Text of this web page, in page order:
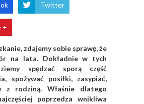
Twitter
+
zdajemy sobie sprawę, że
na lata. Dokładnie w tych
spędzać sporą część
spożywać posiłki, zasypiać,
z rodziną. Właśnie dlatego
poprzedza wnikliwa